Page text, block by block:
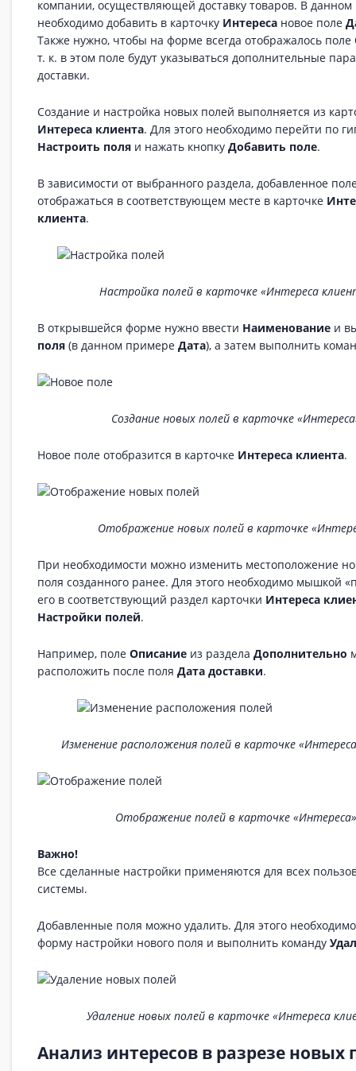
компании, осуществляющей доставку товаров. В
необходимо добавить в карточку Интереса новое поле
Также нужно, чтобы на форме всегда отображалось поле
т. к. в этом поле будут указываться дополнительные
доставки.
Создание и настройка новых полей выполняется из
Интереса клиента. Для этого необходимо перейти по
Настроить поля и нажать кнопку Добавить поле.
В зависимости от выбранного раздела, добавленное
отображаться в соответствующем месте в карточке
клиента.
Настройка полей в карточке «Интереса
В открывшейся форме нужно ввести Наименование и
поля (в данном примере Дата), а затем выполнить
Создание новых полей в карточке
Новое поле отобразится в карточке Интереса клиента.
Отображение новых полей в карточке
При необходимости можно изменить местоположение
поля созданного ранее. Для этого необходимо мышкой
его в соответствующий раздел карточки Интереса
Настройки полей.
Например, поле Описание из раздела Дополнительно
расположить после поля Дата доставки.
Изменение расположения полей в карточке
Отображение полей в карточке «Интереса»
Важно!
Все сделанные настройки применяются для всех
системы.
Добавленные поля можно удалить. Для этого
форму настройки нового поля и выполнить команду
Удаление новых полей в карточке «Интереса
Анализ интересов в разрезе новых